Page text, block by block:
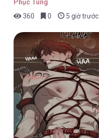
Phục Tùng
360
0 5 giờ trước